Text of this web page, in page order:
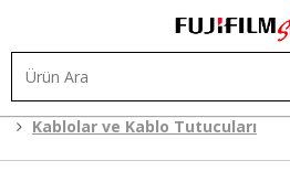
Kablolar ve Kablo Tutucuları